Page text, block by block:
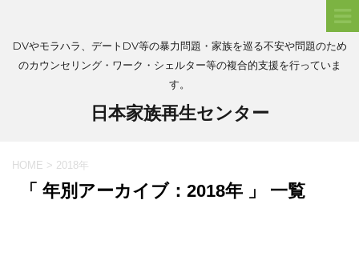
DVやモラハラ、デートDV等の暴力問題・家族を巡る不安や問題のため
のカウンセリング・ワーク・シェルター等の複合的支援を行っていま
す。
日本家族再生センター
HOME > 2018年
「 年別アーカイブ：2018年 」 一覧